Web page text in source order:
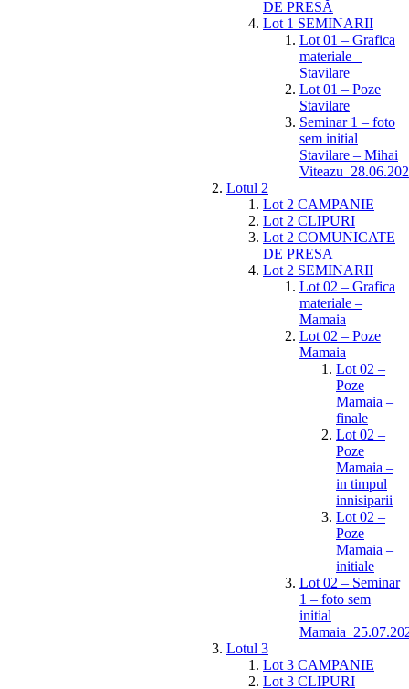
DE PRESĂ
Lot 1 SEMINARII
Lot 01 – Grafica
materiale –
Stavilare
Lot 01 – Poze
Stavilare
Seminar 1 – foto
sem initial
Stavilare – Mihai
Lotul 2
Lot 2 CAMPANIE
Lot 2 CLIPURI
Lot 2 COMUNICATE
DE PRESA
Lot 2 SEMINARII
Lot 02 – Grafica
materiale –
Mamaia
Lot 02 – Poze
Mamaia
Lot 02 –
Poze
Mamaia –
finale
Lot 02 –
Poze
Mamaia –
in timpul
innisiparii
Lot 02 –
Poze
Mamaia –
initiale
Lot 02 – Seminar
1 – foto sem
initial
Lotul 3
Lot 3 CAMPANIE
Lot 3 CLIPURI